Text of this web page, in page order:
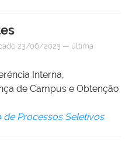
23/06/2023 — última
Interna,
de Campus e Obtenção
de Processos Seletivos